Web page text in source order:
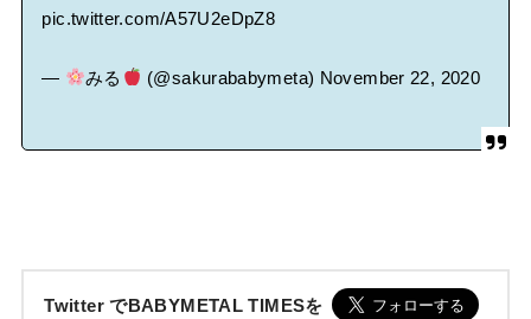
pic.twitter.com/A57U2eDpZ8
— みる (@sakurababymeta) November 22, 2020
Twitter でBABYMETAL TIMESを